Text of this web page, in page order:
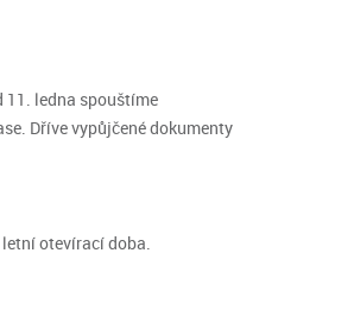
11. ledna spouštíme
Dříve vypůjčené dokumenty
otevírací doba.